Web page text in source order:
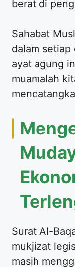
berat di
Sahabat
dalam setiap
ayat agung
muamalah
Surat Al-
mukjizat
masih